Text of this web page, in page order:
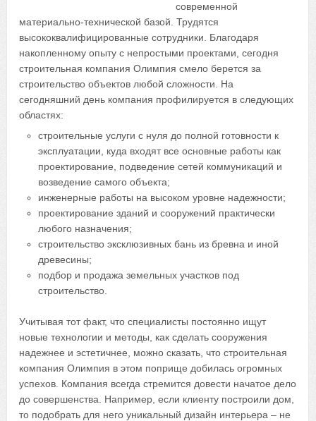
современной
материально-технической базой. Трудятся
высококвалифицированные сотрудники. Благодаря
накопленному опыту с непростыми проектами, сегодня
строительная компания Олимпия смело берется за
строительство объектов любой сложности. На
сегодняшний день компания профилируется в следующих
областях:
строительные услуги с нуля до полной готовности к
эксплуатации, куда входят все основные работы как
проектирование, подведение сетей коммуникаций и
возведение самого объекта;
инженерные работы на высоком уровне надежности;
проектирование зданий и сооружений практически
любого назначения;
строительство эксклюзивных бань из бревна и иной
древесины;
подбор и продажа земельных участков под
строительство.
Учитывая тот факт, что специалисты постоянно ищут
новые технологии и методы, как сделать сооружения
надежнее и эстетичнее, можно сказать, что строительная
компания Олимпия в этом поприще добилась огромных
успехов. Компания всегда стремится довести начатое дело
до совершенства. Например, если клиенту построили дом,
то подобрать для него уникальный дизайн интерьера – не